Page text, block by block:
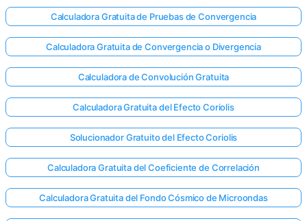
Calculadora Gratuita de Pruebas de Convergencia
Calculadora Gratuita de Convergencia o Divergencia
Calculadora de Convolución Gratuita
Calculadora Gratuita del Efecto Coriolis
Solucionador Gratuito del Efecto Coriolis
Calculadora Gratuita del Coeficiente de Correlación
Calculadora Gratuita del Fondo Cósmico de Microondas